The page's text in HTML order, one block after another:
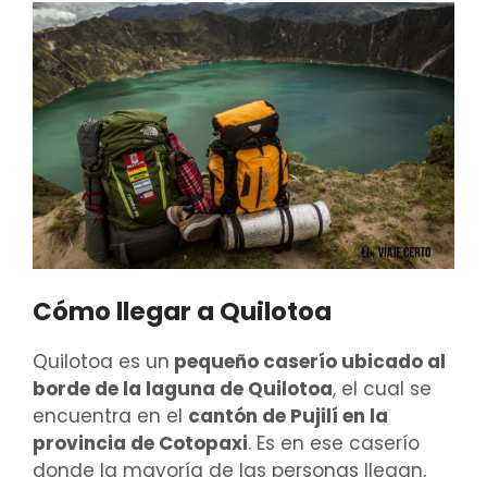
Cómo llegar a Quilotoa
Quilotoa es un pequeño caserío ubicado al
borde de la laguna de Quilotoa, el cual se
encuentra en el cantón de Pujilí en la
provincia de Cotopaxi. Es en ese caserío
donde la mayoría de las personas llegan,